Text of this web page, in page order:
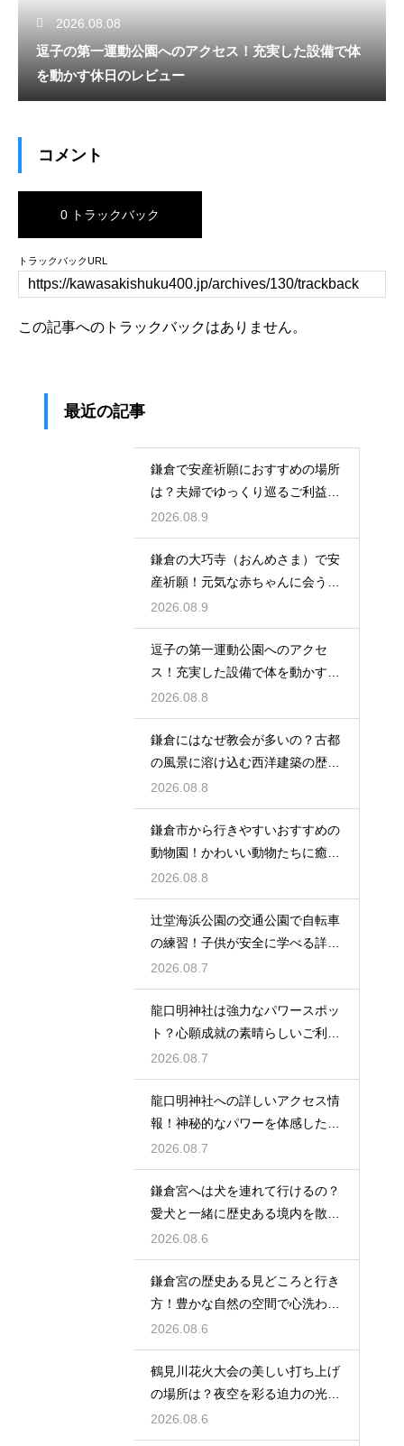
2026.08.08
逗子の第一運動公園へのアクセス！充実した設備で体
を動かす休日のレビュー
コメント
0 トラックバック
トラックバックURL
この記事へのトラックバックはありません。
最近の記事
鎌倉で安産祈願におすすめの場所
は？夫婦でゆっくり巡るご利益ス
ポット
2026.08.9
鎌倉の大巧寺（おんめさま）で安
産祈願！元気な赤ちゃんに会うた
めの心構え
2026.08.9
逗子の第一運動公園へのアクセ
ス！充実した設備で体を動かす休
日のレビュー
2026.08.8
鎌倉にはなぜ教会が多いの？古都
の風景に溶け込む西洋建築の歴史
と謎に迫る
2026.08.8
鎌倉市から行きやすいおすすめの
動物園！かわいい動物たちに癒さ
れる休日
2026.08.8
辻堂海浜公園の交通公園で自転車
の練習！子供が安全に学べる詳細
レビュー
2026.08.7
龍口明神社は強力なパワースポッ
ト？心願成就の素晴らしいご利益
を授かる
2026.08.7
龍口明神社への詳しいアクセス情
報！神秘的なパワーを体感した詳
細レビュー
2026.08.7
鎌倉宮へは犬を連れて行けるの？
愛犬と一緒に歴史ある境内を散策
するコツ
2026.08.6
鎌倉宮の歴史ある見どころと行き
方！豊かな自然の空間で心洗われ
る時間
2026.08.6
鶴見川花火大会の美しい打ち上げ
の場所は？夜空を彩る迫力の光景
を特等席で
2026.08.6